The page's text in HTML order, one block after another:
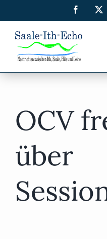
Inhalt
springen
Facebook
OCV
über